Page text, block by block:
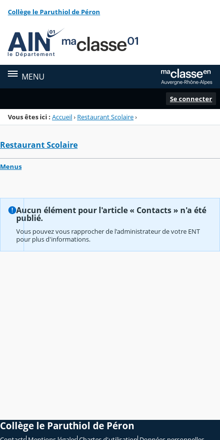
Menu de la rubrique
Contenu
Collège le Paruthiol de Péron
MENU
Se connecter
Vous êtes ici : Accueil› Restaurant Scolaire›
Restaurant Scolaire
Menus
Aucun élément pour l'article « Contacts » n'a été
publié.
Vous pouvez vous rapprocher de l'administrateur de votre ENT
pour plus d'informations.
Collège le Paruthiol de Péron